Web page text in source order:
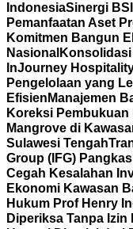
IndonesiaSinergi
Pemanfaatan Aset
Komitmen Bangun
Nasional
InJourney
Pengelolaan yang
Efisien Manajemen
Koreksi Pembukuan
Mangrove di
Sulawesi Tengah
Group (IFG)
Cegah Kesalahan
Ekonomi Kawasan
Hukum Prof Henry
Diperiksa Tanpa Izin